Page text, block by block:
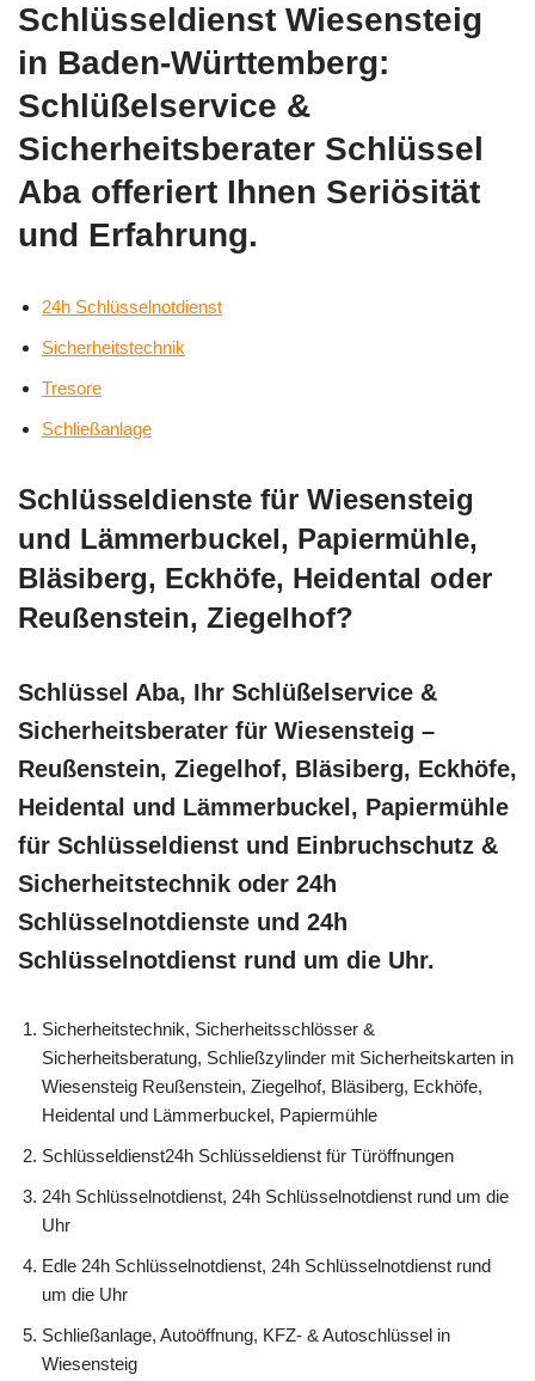
Schlüsseldienst Wiesensteig
in Baden-Württemberg:
Schlüßelservice &
Sicherheitsberater Schlüssel
Aba offeriert Ihnen Seriösität
und Erfahrung.
24h Schlüsselnotdienst
Sicherheitstechnik
Tresore
Schließanlage
Schlüsseldienste für Wiesensteig
und Lämmerbuckel, Papiermühle,
Bläsiberg, Eckhöfe, Heidental oder
Reußenstein, Ziegelhof?
Schlüssel Aba, Ihr Schlüßelservice &
Sicherheitsberater für Wiesensteig –
Reußenstein, Ziegelhof, Bläsiberg, Eckhöfe,
Heidental und Lämmerbuckel, Papiermühle
für Schlüsseldienst und Einbruchschutz &
Sicherheitstechnik oder 24h
Schlüsselnotdienste und 24h
Schlüsselnotdienst rund um die Uhr.
Sicherheitstechnik, Sicherheitsschlösser &
Sicherheitsberatung, Schließzylinder mit Sicherheitskarten in
Wiesensteig Reußenstein, Ziegelhof, Bläsiberg, Eckhöfe,
Heidental und Lämmerbuckel, Papiermühle
Schlüsseldienst24h Schlüsseldienst für Türöffnungen
24h Schlüsselnotdienst, 24h Schlüsselnotdienst rund um die
Uhr
Edle 24h Schlüsselnotdienst, 24h Schlüsselnotdienst rund
um die Uhr
Schließanlage, Autoöffnung, KFZ- & Autoschlüssel in
Wiesensteig